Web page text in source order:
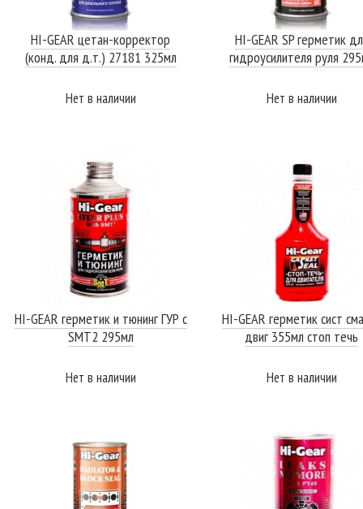
HI-GEAR цетан-корректор
(конд. для д.т.) 27181 325мл
Нет в наличии
HI-GEAR SP герметик
гидроусилителя руля
Нет в наличии
HI-GEAR герметик и тюнинг ГУР с
SМТ2 295мл
Нет в наличии
HI-GEAR герметик сист
двиг 355мл стоп течь
Нет в наличии